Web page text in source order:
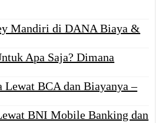
Mandiri di DANA Biaya &
Apa Saja? Dimana
BCA dan Biayanya –
BNI Mobile Banking dan